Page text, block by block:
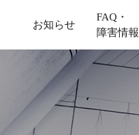
お知らせ
FAQ・
障害情報